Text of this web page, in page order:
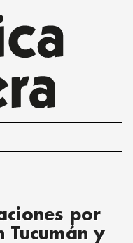
por
Tucumán y